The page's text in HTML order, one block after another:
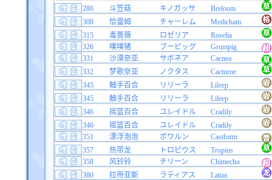
286
斗笠菇 キノガッサ
Breloom
308
恰雷姆 チャーレム
Medicham
315
毒蔷薇 ロゼリア
Roselia
326
噗噗猪 ブーピッグ
Grumpig
331
沙漠奈亚 サボネア
Cacnea
332
梦歌奈亚 ノクタス
Cacturne
345
触手百合 リリーラ
Lileep
345
触手百合 リリーラ
Lileep
346
摇篮百合 ユレイドル
Cradily
346
摇篮百合 ユレイドル
Cradily
351
漂浮泡泡 ポワルン
Castform
357
热带龙 トロピウス
Tropius
358
风铃铃 チリーン
Chimecho
380
拉帝亚斯 ラティアス
Latias